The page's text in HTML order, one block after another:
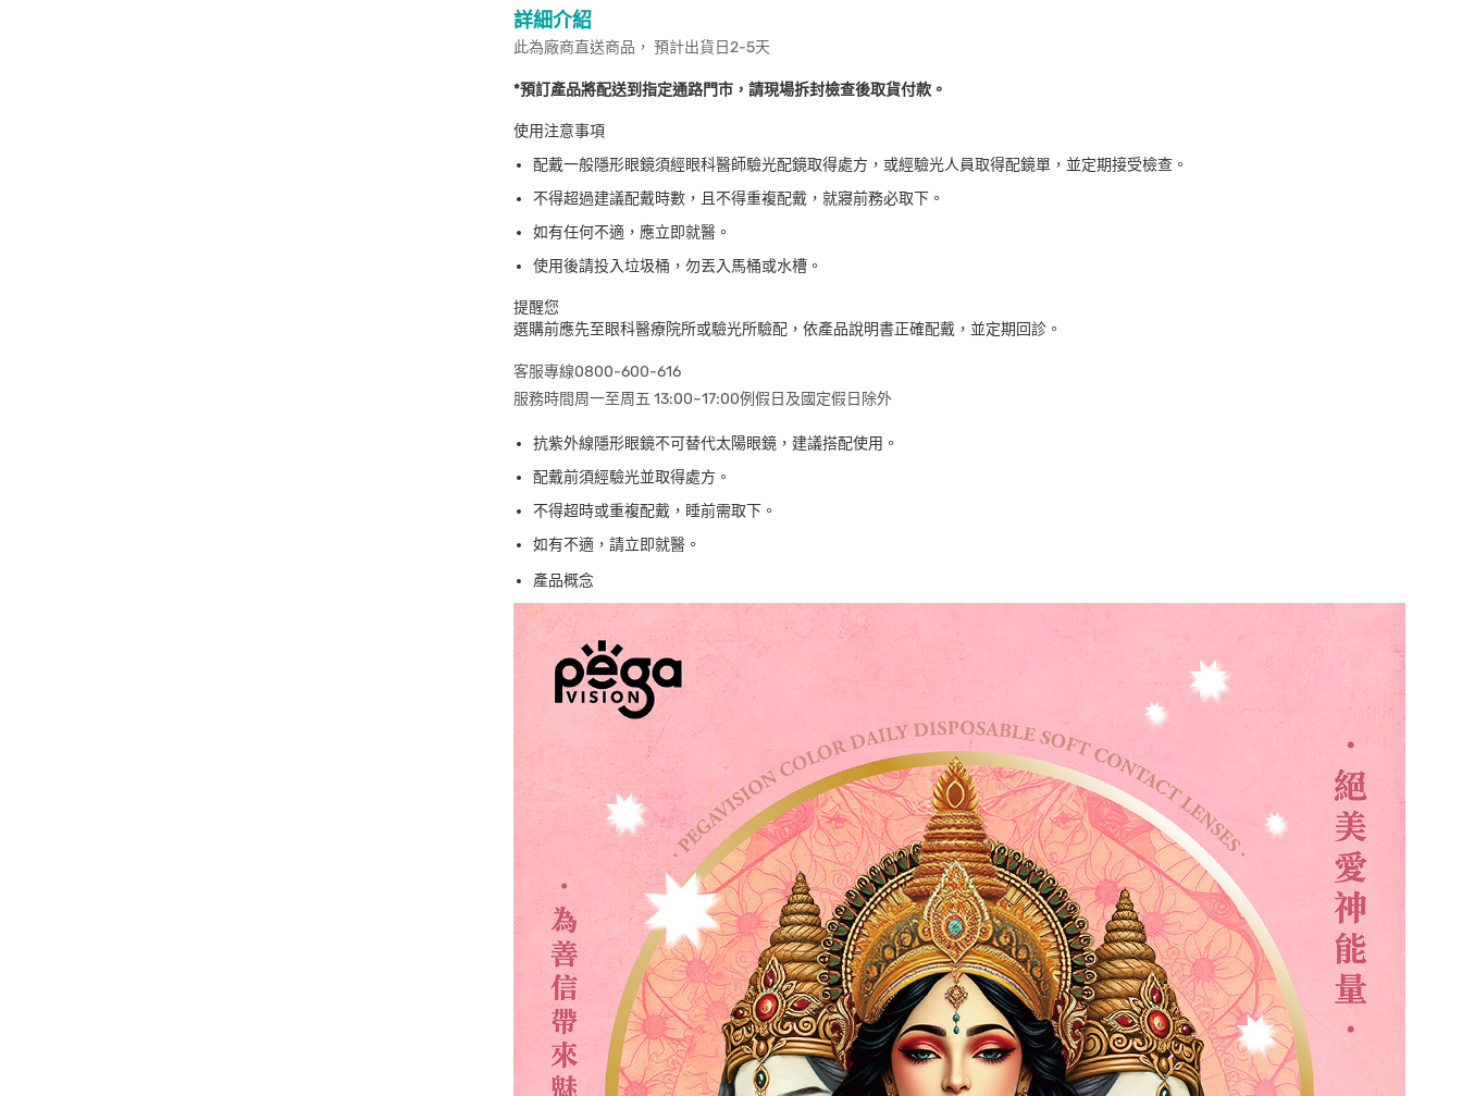
詳細介紹
此為廠商直送商品， 預計出貨日2-5天
*預訂產品將配送到指定通路門市，請現場拆封檢查後取貨付款。
使用注意事項
配戴一般隱形眼鏡須經眼科醫師驗光配鏡取得處方，或經驗光人員取得配鏡單，並定期接受檢查。
不得超過建議配戴時數，且不得重複配戴，就寢前務必取下。
如有任何不適，應立即就醫。
使用後請投入垃圾桶，勿丟入馬桶或水槽。
提醒您
選購前應先至眼科醫療院所或驗光所驗配，依產品說明書正確配戴，並定期回診。
客服專線0800-600-616
服務時間周一至周五 13:00~17:00例假日及國定假日除外
抗紫外線隱形眼鏡不可替代太陽眼鏡，建議搭配使用。
配戴前須經驗光並取得處方。
不得超時或重複配戴，睡前需取下。
如有不適，請立即就醫。
產品概念